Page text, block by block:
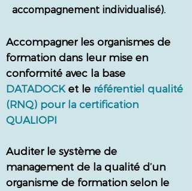
accompagnement individualisé).
Accompagner les organismes de
formation dans leur mise en
conformité avec la base
DATADOCK et le référentiel qualité
(RNQ) pour la certification
QUALIOPI
Auditer le système de
management de la qualité d’un
organisme de formation selon le